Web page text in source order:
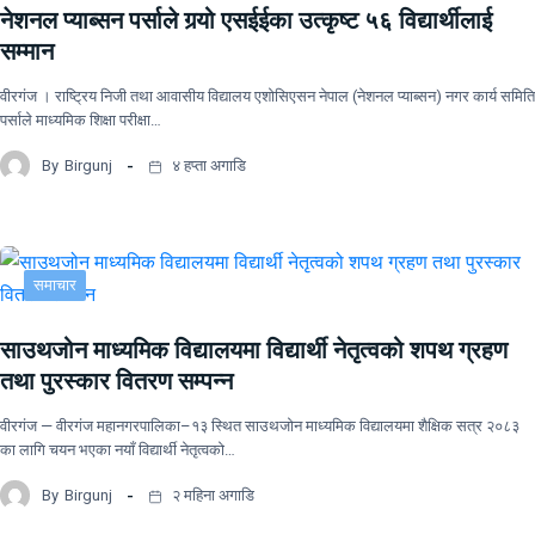
नेशनल प्याब्सन पर्साले गर्‍यो एसईईका उत्कृष्ट ५६ विद्यार्थीलाई
सम्मान
वीरगंज । राष्ट्रिय निजी तथा आवासीय विद्यालय एशोसिएसन नेपाल (नेशनल प्याब्सन) नगर कार्य समिति
पर्साले माध्यमिक शिक्षा परीक्षा…
By Birgunj ४ हप्ता अगाडि
समाचार
साउथजोन माध्यमिक विद्यालयमा विद्यार्थी नेतृत्वको शपथ ग्रहण
तथा पुरस्कार वितरण सम्पन्न
वीरगंज — वीरगंज महानगरपालिका–१३ स्थित साउथजोन माध्यमिक विद्यालयमा शैक्षिक सत्र २०८३
का लागि चयन भएका नयाँ विद्यार्थी नेतृत्वको…
By Birgunj २ महिना अगाडि